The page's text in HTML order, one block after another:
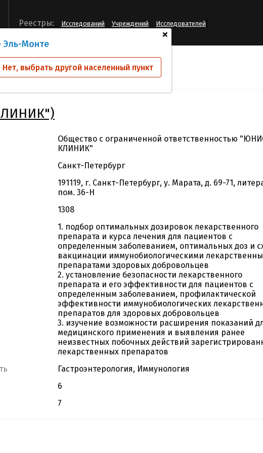
+
Эль-Монте
Нет, выбрать другой населенный пункт
Реестры: Исследований Учреждений Исследователей
ООО "ЮНИОН КЛИНИК")
Общество с ограниченной ответственностью
КЛИНИК"
Санкт-Петербург
191119, г. Санкт-Петербург, у. Марата, д. 69-71,
пом. 36-Н
1308
1. подбор оптимальных дозировок лекарственного
препарата и курса лечения для пациентов с
определенным заболеванием, оптимальных доз и
вакцинации иммунобиологическими
препаратами здоровых добровольцев
2. установление безопасности лекарственного
препарата и его эффективности для пациентов с
определенным заболеванием, профилактической
эффективности иммунобиологических
препаратов для здоровых добровольцев
3. изучение возможности расширения показаний
медицинского применения и выявления ранее
неизвестных побочных действий
лекарственных препаратов
Гастроэнтерология, Иммунология
6
7